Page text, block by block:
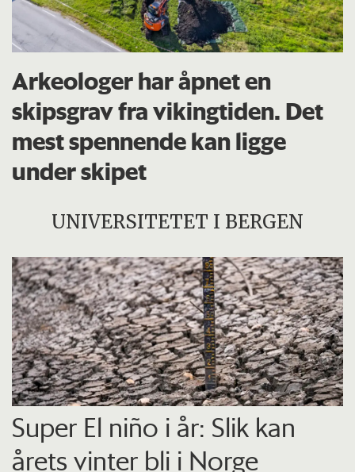
Arkeologer har åpnet en
skipsgrav fra vikingtiden. Det
mest spennende kan ligge
under skipet
UNIVERSITETET I BERGEN
Super El niño i år: Slik kan
årets vinter bli i Norge